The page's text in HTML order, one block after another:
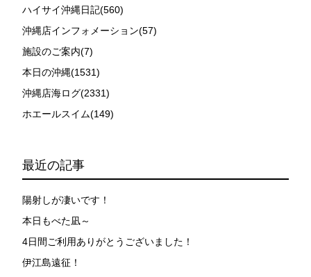
ハイサイ沖縄日記(560)
沖縄店インフォメーション(57)
施設のご案内(7)
本日の沖縄(1531)
沖縄店海ログ(2331)
ホエールスイム(149)
最近の記事
陽射しが凄いです！
本日もべた凪～
4日間ご利用ありがとうございました！
伊江島遠征！